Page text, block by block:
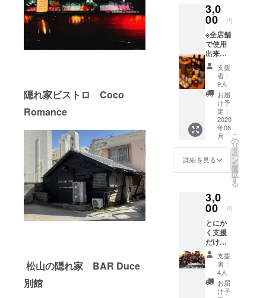
隠れ家ビストロ Coco
Romance
松山の隠れ家 BAR Duce
別館
(確実な
日程は
購入者
さま
に、後
日お知
らせ) ※
日程が
合わず
参加で
きない
人に
は、収
録した
動画を
期間限
定で後
す。
【ご注
ターン
はご登
録頂い
ている
メール
アドレ
スから
お届け
リター
ンはご
登録頂
いてい
るメー
ルアド
レスか
らお届
けしま
す。
メール
アドレ
スのお
間違え
が無い
よう
に、ど
さい。
3,0
00 円
※全店舗
で使用
出来る
3300円
分のご
飲食チ
ケット
使用期
間 チ
ケット
が届い
た日(8
月中)〜
2021年
12月31
日 【ご
リター
ンはご
登録頂
いてい
るメー
ルアド
レスか
らお届
けしま
す。
メール
支援
者：
9人
お届
け予
定：
2020
年08
月
詳細を見る
こ
の
リ
タ
ー
ン
を
選
択
す
る
3,0
00 円
とにか
く支援
だけし
てあげ
たい。
という
暖かい
声を頂
支援
者：
4人
お届
け予